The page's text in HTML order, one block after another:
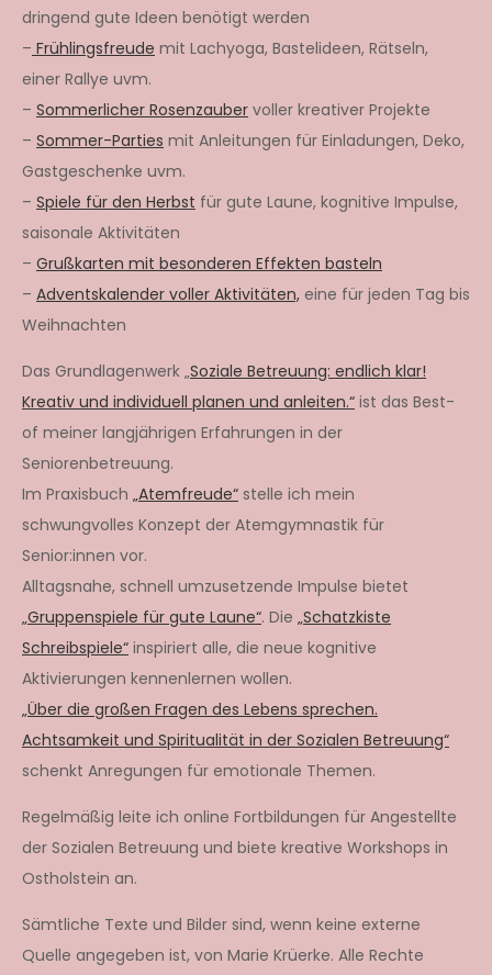
dringend gute Ideen benötigt werden
– Frühlingsfreude mit Lachyoga, Bastelideen, Rätseln,
einer Rallye uvm.
– Sommerlicher Rosenzauber voller kreativer Projekte
– Sommer-Parties mit Anleitungen für Einladungen, Deko,
Gastgeschenke uvm.
– Spiele für den Herbst für gute Laune, kognitive Impulse,
saisonale Aktivitäten
– Grußkarten mit besonderen Effekten basteln
– Adventskalender voller Aktivitäten, eine für jeden Tag bis
Weihnachten
Das Grundlagenwerk „Soziale Betreuung: endlich klar!
Kreativ und individuell planen und anleiten.“ ist das Best-
of meiner langjährigen Erfahrungen in der
Seniorenbetreuung.
Im Praxisbuch „Atemfreude“ stelle ich mein
schwungvolles Konzept der Atemgymnastik für
Senior:innen vor.
Alltagsnahe, schnell umzusetzende Impulse bietet
„Gruppenspiele für gute Laune“. Die „Schatzkiste
Schreibspiele“ inspiriert alle, die neue kognitive
Aktivierungen kennenlernen wollen.
„Über die großen Fragen des Lebens sprechen.
Achtsamkeit und Spiritualität in der Sozialen Betreuung“
schenkt Anregungen für emotionale Themen.
Regelmäßig leite ich online Fortbildungen für Angestellte
der Sozialen Betreuung und biete kreative Workshops in
Ostholstein an.
Sämtliche Texte und Bilder sind, wenn keine externe
Quelle angegeben ist, von Marie Krüerke. Alle Rechte